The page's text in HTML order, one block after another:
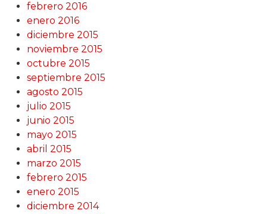
febrero 2016
enero 2016
diciembre 2015
noviembre 2015
octubre 2015
septiembre 2015
agosto 2015
julio 2015
junio 2015
mayo 2015
abril 2015
marzo 2015
febrero 2015
enero 2015
diciembre 2014